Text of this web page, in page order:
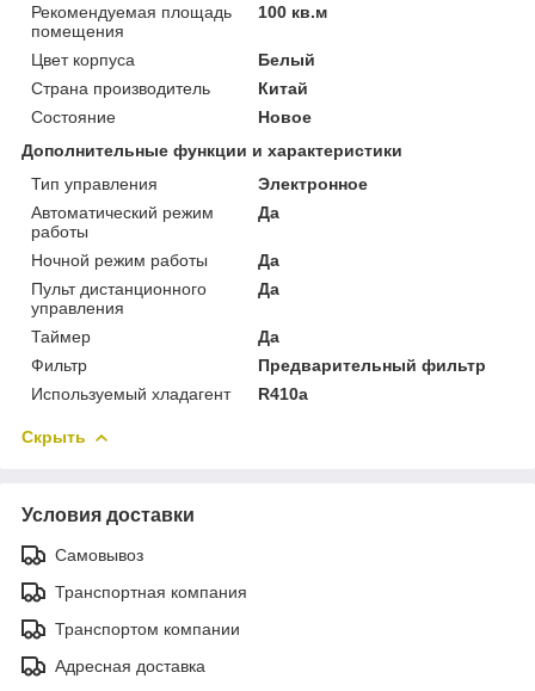
Рекомендуемая площадь
помещения
100 кв.м
Цвет корпуса
Белый
Страна производитель
Китай
Состояние
Новое
Дополнительные функции и характеристики
Тип управления
Электронное
Автоматический режим
работы
Да
Ночной режим работы
Да
Пульт дистанционного
управления
Да
Таймер
Да
Фильтр
Предварительный фильтр
Используемый хладагент
R410a
Скрыть
Условия доставки
Самовывоз
Транспортная компания
Транспортом компании
Адресная доставка